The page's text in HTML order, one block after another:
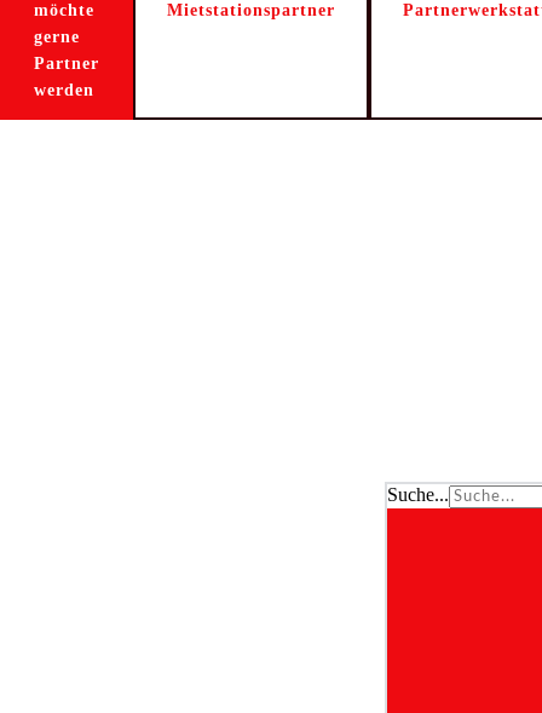
möchte
gerne
Partner
werden
Mietstationspartner
Suche...